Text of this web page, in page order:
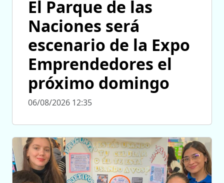
El Parque de las
Naciones será
escenario de la Expo
Emprendedores el
próximo domingo
06/08/2026 12:35